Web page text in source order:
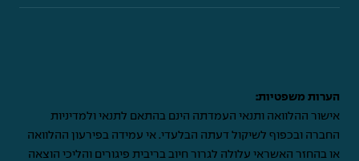
הערות משפטיות:
אישור ההלוואה ותנאי העמדתה הינם בהתאם לתנאי ולמדיניות
החברה ובכפוף לשיקול דעתה הבלעדי. אי עמידה בפירעון ההלוואה
או בהחזר האשראי עלולה לגרור חיוב בריבית פיגורים והליכי הוצאה